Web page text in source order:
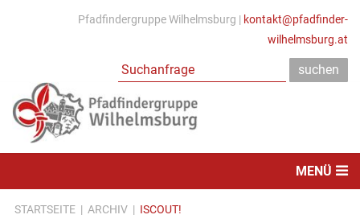
Pfadfindergruppe Wilhelmsburg | kontakt@pfadfinder-
wilhelmsburg.at
MENÜ
STARTSEITE | ARCHIV | ISCOUT!